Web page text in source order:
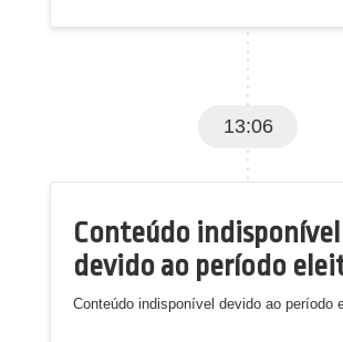
13:06
Conteúdo indisponível
devido ao período
Conteúdo indisponível devido ao período